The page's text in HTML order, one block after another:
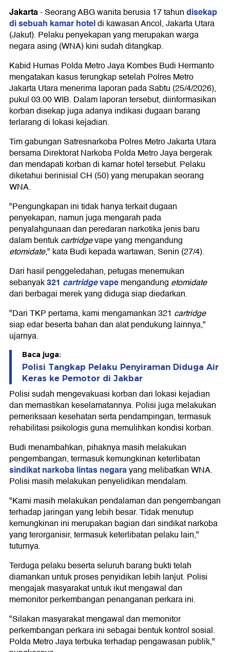
Jakarta-Seorang ABG wanita berusia 17 tahundisekap
di sebuah kamar hoteldi kawasan Ancol, Jakarta Utara
(Jakut). Pelaku penyekapan yang merupakan warga
negara asing (WNA) kini sudah ditangkap.
Kabid Humas Polda Metro Jaya Kombes Budi Hermanto
mengatakan kasus terungkap setelah Polres Metro
Jakarta Utara menerima laporan pada Sabtu (25/4/2026),
pukul 03.00 WIB. Dalam laporan tersebut, diinformasikan
korban disekap juga adanya indikasi dugaan barang
terlarang di lokasi kejadian.
Tim gabungan Satresnarkoba Polres Metro Jakarta Utara
bersama Direktorat Narkoba Polda Metro Jaya bergerak
dan mendapati korban di kamar hotel tersebut. Pelaku
diketahui berinisial CH (50) yang merupakan seorang
WNA.
"Pengungkapan ini tidak hanya terkait dugaan
penyekapan, namun juga mengarah pada
penyalahgunaan dan peredaran narkotika jenis baru
dalam bentukcartridgevape yang mengandung
etomidate," kata Budi kepada wartawan, Senin (27/4).
Dari hasil penggeledahan, petugas menemukan
sebanyak321 cartridgevapemengandung etomidate
dari berbagai merek yang diduga siap diedarkan.
"Dari TKP pertama, kami mengamankan 321 cartridge
siap edar beserta bahan dan alat pendukung lainnya,"
ujarnya.
Baca juga:
Polisi Tangkap Pelaku Penyiraman Diduga Air
Keras ke Pemotor di Jakbar
Polisi sudah mengevakuasi korban dari lokasi kejadian
dan memastikan keselamatannya. Polisi juga melakukan
pemeriksaan kesehatan serta pendampingan, termasuk
rehabilitasi psikologis guna memulihkan kondisi korban.
Budi menambahkan, pihaknya masih melakukan
pengembangan, termasuk kemungkinan keterlibatan
sindikat narkoba lintas negarayang melibatkan WNA.
Polisi masih melakukan penyelidikan mendalam.
"Kami masih melakukan pendalaman dan pengembangan
terhadap jaringan yang lebih besar. Tidak menutup
kemungkinan ini merupakan bagian dari sindikat narkoba
yang terorganisir, termasuk keterlibatan pelaku lain,"
tuturnya.
Terduga pelaku beserta seluruh barang bukti telah
diamankan untuk proses penyidikan lebih lanjut. Polisi
mengajak masyarakat untuk ikut mengawal dan
memonitor perkembangan penanganan perkara ini.
"Silakan masyarakat mengawal dan memonitor
perkembangan perkara ini sebagai bentuk kontrol sosial.
Polda Metro Jaya terbuka terhadap pengawasan publik,"